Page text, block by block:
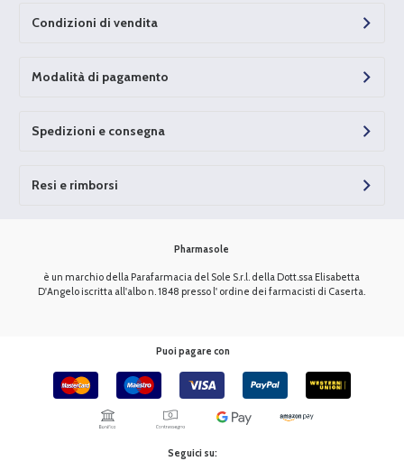
Condizioni di vendita
Modalità di pagamento
Spedizioni e consegna
Resi e rimborsi
Pharmasole
è un marchio della Parafarmacia del Sole S.r.l. della Dott.ssa Elisabetta
D'Angelo iscritta all'albo n. 1848 presso l' ordine dei farmacisti di Caserta.
Puoi pagare con
Seguici su: